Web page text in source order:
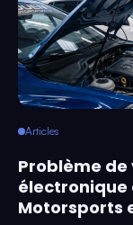
Articles
Problème de
électronique
Motorsports